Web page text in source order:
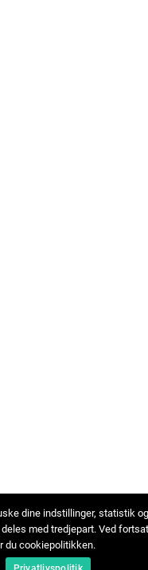
dine indstillinger, statistik
med tredjepart. Ved
du cookiepolitikken.